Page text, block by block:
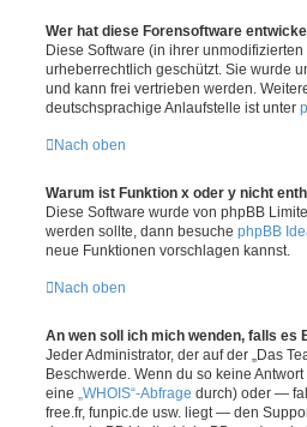
Wer hat diese Forensoftware
Diese Software (in ihrer
urheberrechtlich geschützt. Sie wurde
und kann frei vertrieben werden.
deutschsprachige Anlaufstelle ist unter
Nach oben
Warum ist Funktion x oder y nicht
Diese Software wurde von phpBB
werden sollte, dann besuche phpBB
neue Funktionen vorschlagen kannst.
Nach oben
An wen soll ich mich wenden, falls
Jeder Administrator, der auf der „Das
Beschwerde. Wenn du so keine
eine „WHOIS“-Abfrage durch) oder —
free.fr, funpic.de usw. liegt — den